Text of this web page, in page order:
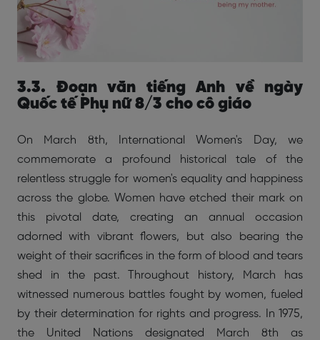
3.3. Đoạn văn tiếng Anh về ngày
Quốc tế Phụ nữ 8/3 cho cô giáo
On March 8th, International Women's Day, we
commemorate a profound historical tale of the
relentless struggle for women's equality and happiness
across the globe. Women have etched their mark on
this pivotal date, creating an annual occasion
adorned with vibrant flowers, but also bearing the
weight of their sacrifices in the form of blood and tears
shed in the past. Throughout history, March has
witnessed numerous battles fought by women, fueled
by their determination for rights and progress. In 1975,
the United Nations designated March 8th as